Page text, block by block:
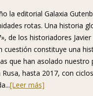
la editorial Galaxia
rotas. Una historia
de los historiadores
cuestión constituye una
que han asolado nuestro
hasta 2017, con
[Leer más]